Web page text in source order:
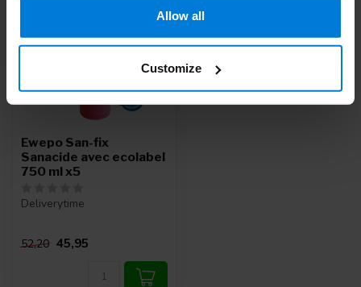
Allow all
Customize
Ewepo San-fix
Sanacide avec ecolabel
750 ml x5
Deliverytime
52,20 45,95